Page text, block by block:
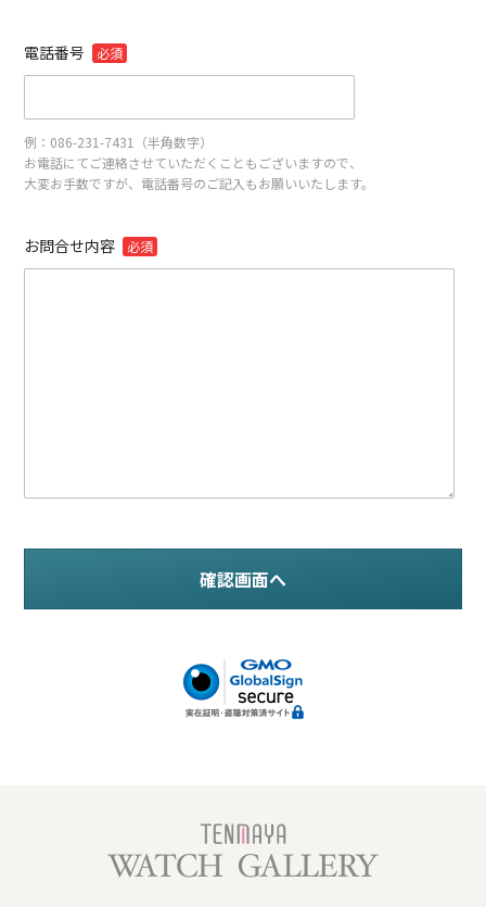
電話番号 必須
例：086-231-7431（半角数字）
お電話にてご連絡させていただくこともございますので、
大変お手数ですが、電話番号のご記入もお願いいたします。
お問合せ内容 必須